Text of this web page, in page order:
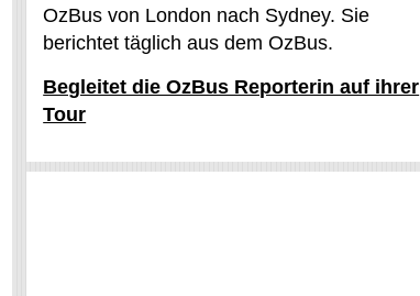
OzBus von London nach Sydney. Sie
berichtet täglich aus dem OzBus.
Begleitet die OzBus Reporterin auf ihrer
Tour